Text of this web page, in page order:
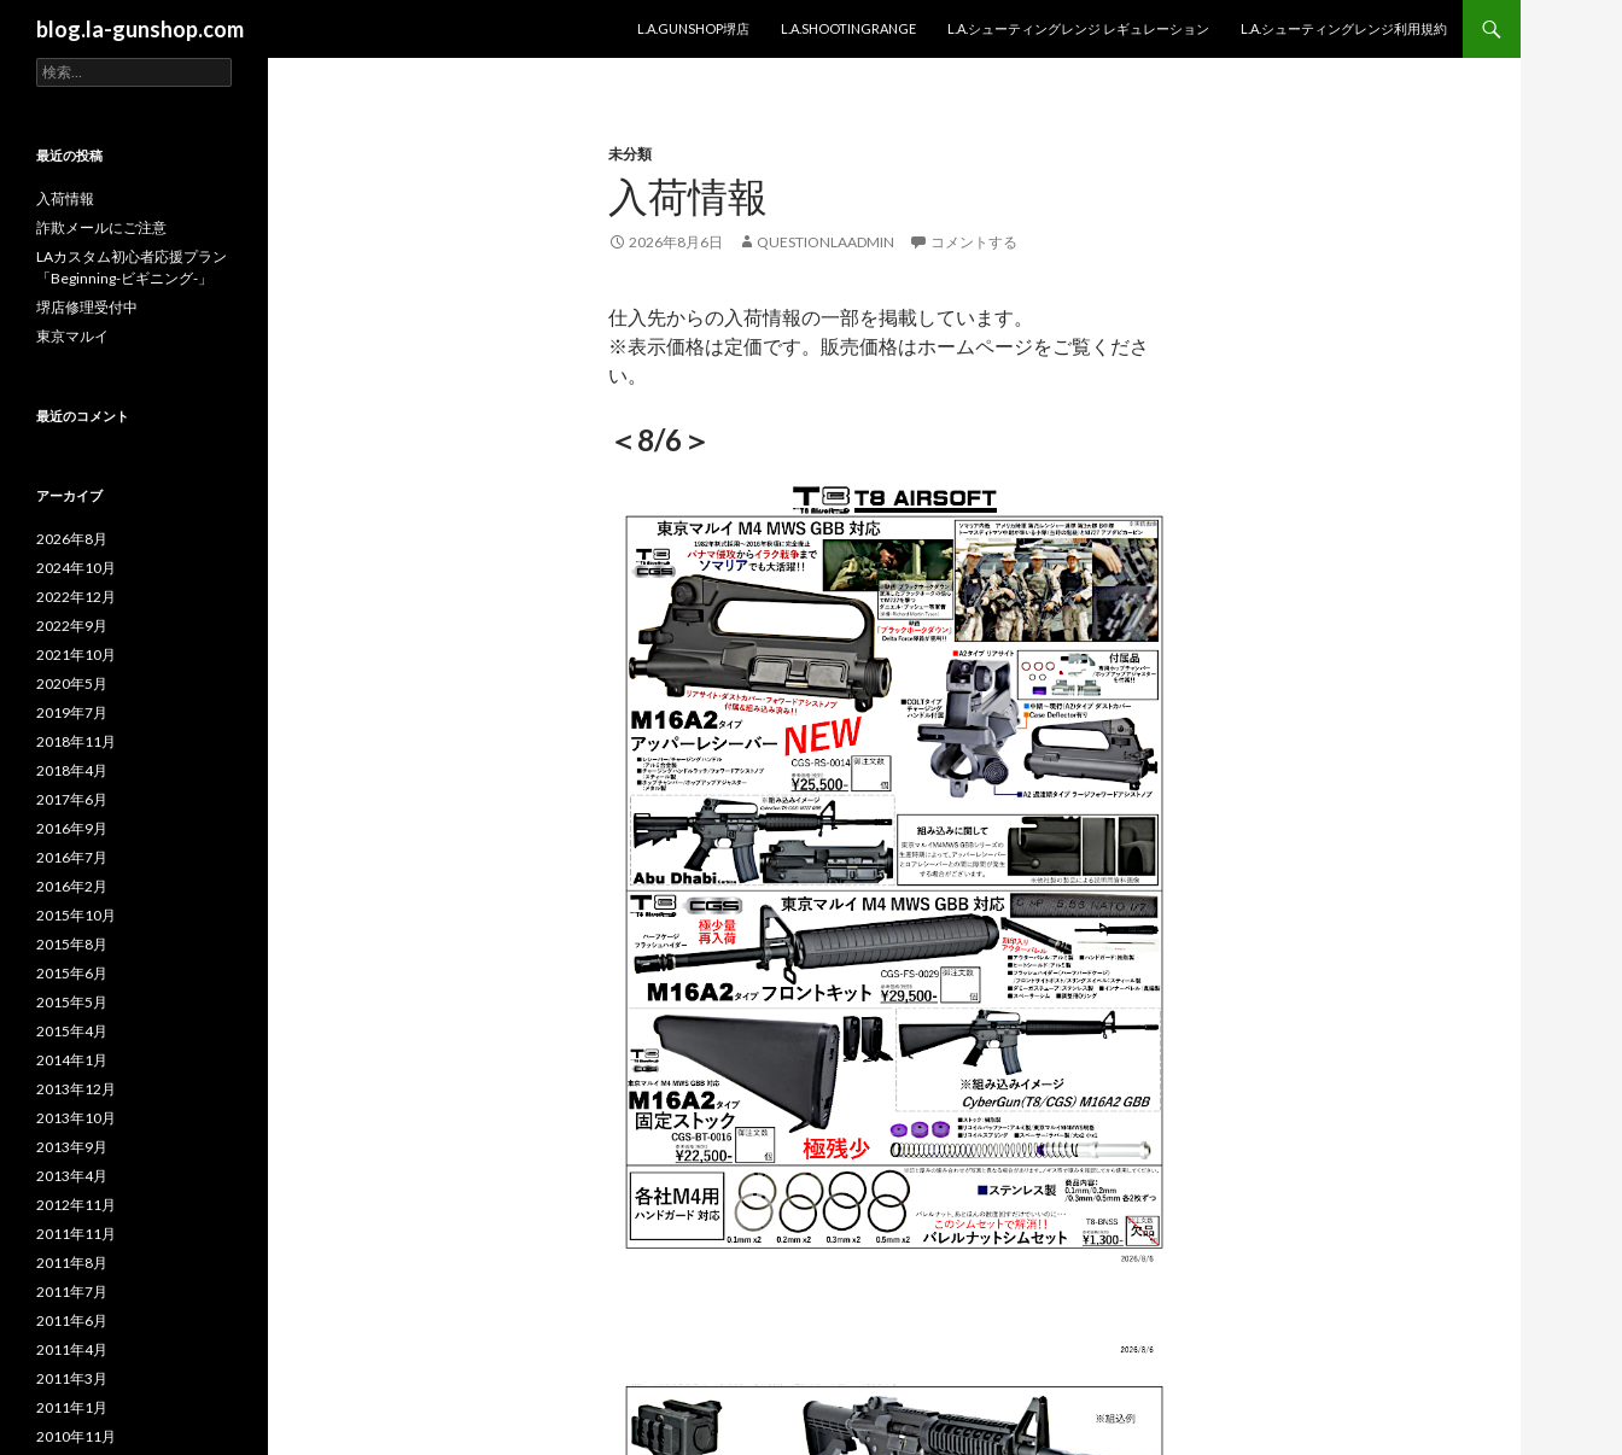
blog.la-gunshop.com
L.A.GUNSHOP堺店
L.A.SHOOTINGRANGE L.A.シューティングレンジ レギュレーション L.A.シューティングレンジ利用規約
未分類
入荷情報
2026年8月6日 QUESTIONLAADMIN コメントする
仕入先からの入荷情報の一部を掲載しています。
※表示価格は定価です。販売価格はホームページをご覧くださ
い。
＜8/6＞
検
索
最近の投稿
入荷情報
詐欺メールにご注意
LAカスタム初心者応援プラン
「Beginning-ビギニング-」
堺店修理受付中
東京マルイ
最近のコメント
アーカイブ
2026年8月
2024年10月
2022年12月
2022年9月
2021年10月
2020年5月
2019年7月
2018年11月
2018年4月
2017年6月
2016年9月
2016年7月
2016年2月
2015年10月
2015年8月
2015年6月
2015年5月
2015年4月
2014年1月
2013年12月
2013年10月
2013年9月
2013年4月
2012年11月
2011年11月
2011年8月
2011年7月
2011年6月
2011年4月
2011年3月
2011年1月
2010年11月